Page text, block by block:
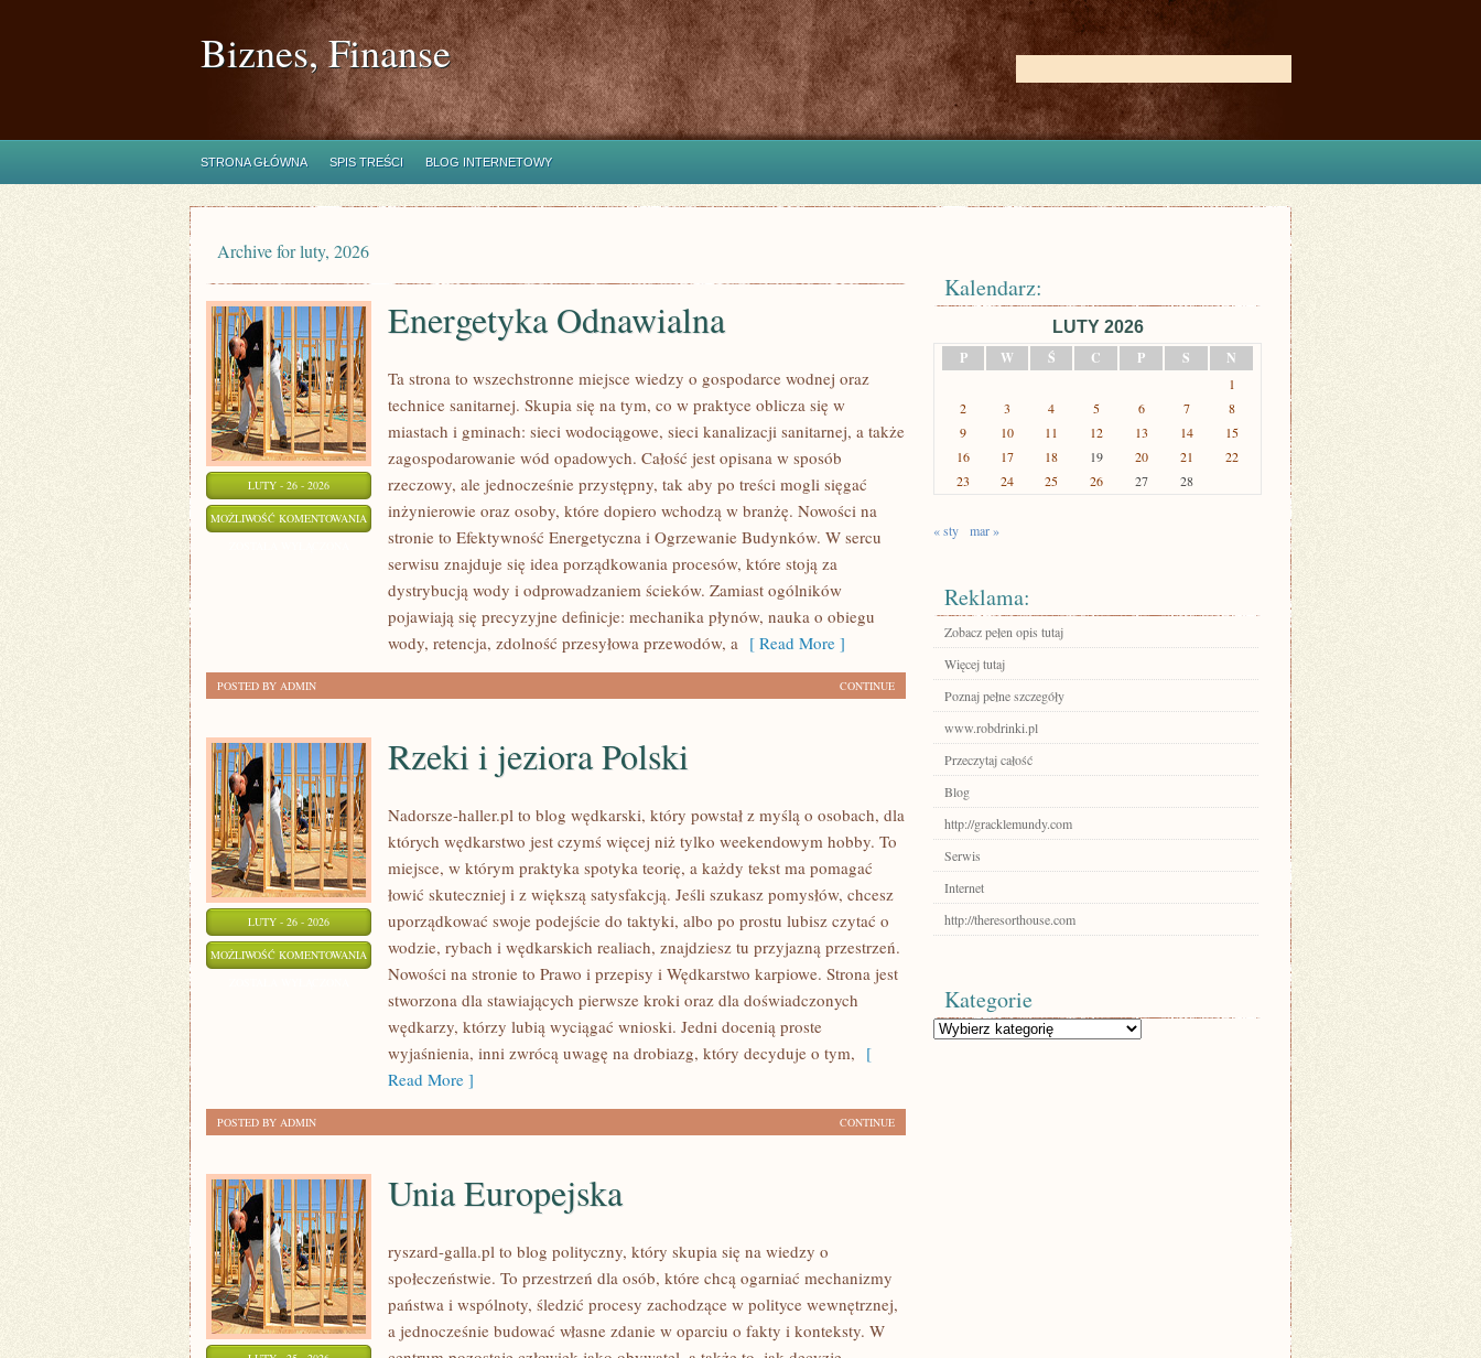
Biznes, Finanse
STRONA GŁÓWNA SPIS TREŚCI BLOG INTERNETOWY
Archive for luty, 2026
LUTY - 26 - 2026
MOŻLIWOŚĆ KOMENTOWANIA ENERGETYKA
ODNAWIALNA
Energetyka Odnawialna
Ta strona to wszechstronne miejsce wiedzy o gospodarce wodnej oraz
technice sanitarnej. Skupia się na tym, co w praktyce oblicza się w
miastach i gminach: sieci wodociągowe, sieci kanalizacji sanitarnej, a także
zagospodarowanie wód opadowych. Całość jest opisana w sposób
rzeczowy, ale jednocześnie przystępny, tak aby po treści mogli sięgać
inżynierowie oraz osoby, które dopiero wchodzą w branżę. Nowości na
stronie to Efektywność Energetyczna i Ogrzewanie Budynków. W sercu
serwisu znajduje się idea porządkowania procesów, które stoją za
dystrybucją wody i odprowadzaniem ścieków. Zamiast ogólników
pojawiają się precyzyjne definicje: mechanika płynów, nauka o obiegu
wody, retencja, zdolność przesyłowa przewodów, a [ Read More ]
CONTINUE
POSTED BY ADMIN
LUTY - 26 - 2026
MOŻLIWOŚĆ KOMENTOWANIA RZEKI
JEZIORA
POLSKI
Rzeki i jeziora Polski
Nadorsze-haller.pl to blog wędkarski, który powstał z myślą o osobach, dla
których wędkarstwo jest czymś więcej niż tylko weekendowym hobby. To
miejsce, w którym praktyka spotyka teorię, a każdy tekst ma pomagać
łowić skuteczniej i z większą satysfakcją. Jeśli szukasz pomysłów, chcesz
uporządkować swoje podejście do taktyki, albo po prostu lubisz czytać o
wodzie, rybach i wędkarskich realiach, znajdziesz tu przyjazną przestrzeń.
Nowości na stronie to Prawo i przepisy i Wędkarstwo karpiowe. Strona jest
stworzona dla stawiających pierwsze kroki oraz dla doświadczonych
wędkarzy, którzy lubią wyciągać wnioski. Jedni docenią proste
wyjaśnienia, inni zwrócą uwagę na drobiazg, który decyduje o tym, [
Read More ]
CONTINUE
POSTED BY ADMIN
Unia Europejska
ryszard-galla.pl to blog polityczny, który skupia się na wiedzy o
społeczeństwie. To przestrzeń dla osób, które chcą ogarniać mechanizmy
państwa i wspólnoty, śledzić procesy zachodzące w polityce wewnętrznej,
a jednocześnie budować własne zdanie w oparciu o fakty i konteksty. W
Kalendarz:
LUTY 2026
P
W Ś C P S N
1
2
3 4 5 6 7
8
9
10 11 12 13 14
15
16
17 18 19 20 21
22
23
24 25 26 27 28
« sty mar »
Reklama:
Zobacz pełen opis tutaj
Więcej tutaj
Poznaj pełne szczegóły
www.robdrinki.pl
Przeczytaj całość
Blog
http://gracklemundy.com
Serwis
Internet
http://theresorthouse.com
Kategorie
Kategorie